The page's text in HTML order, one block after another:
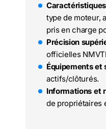
type de moteur,
pris en charge
Précision
officielles
Équipements et
actifs/clôturés.
Informations et
de propriétaires